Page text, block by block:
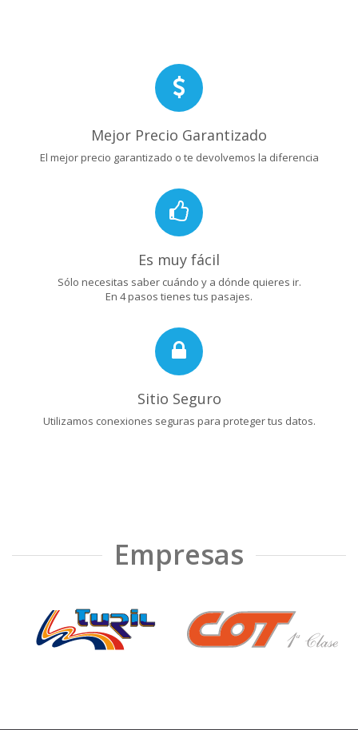
Mejor Precio Garantizado
El mejor precio garantizado o te devolvemos la diferencia
Es muy fácil
Sólo necesitas saber cuándo y a dónde quieres ir.
En 4 pasos tienes tus pasajes.
Sitio Seguro
Utilizamos conexiones seguras para proteger tus datos.
Empresas
❮ ❯